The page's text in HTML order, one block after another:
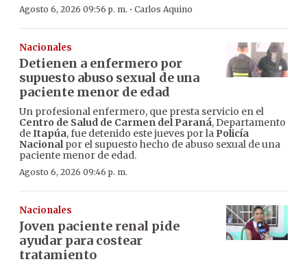
Agosto 6, 2026 09:56 p. m. · Carlos Aquino
Nacionales
Detienen a enfermero por
supuesto abuso sexual de una
paciente menor de edad
Un profesional enfermero, que presta servicio en el
Centro de Salud de Carmen del Paraná, Departamento
deItapúa, fue detenido este jueves por la Policía
Nacionalpor el supuesto hecho de abuso sexual de una
paciente menor de edad.
Agosto 6, 2026 09:46 p. m.
Nacionales
Joven paciente renal pide
ayudar para costear
tratamiento